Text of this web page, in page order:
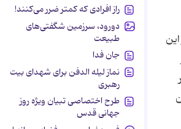
راز افرادی که کمتر ضرر می‌کنند!
دورود، سرزمین شگفتی‌های
طبیعت
جان فدا
نماز لیله الدفن برای شهدای بیت
رهبری
طرح اختصاصی تبیان ویژه روز
جهانی قدس